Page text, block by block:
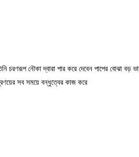
চরণরূপ নৌকা দ্বারা পার করে দেবেন পাপের বোঝা বড়
সব সময়ে বন্ধুত্বের কাজ করে